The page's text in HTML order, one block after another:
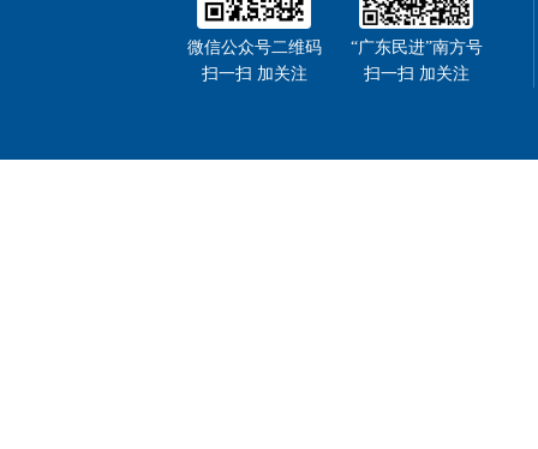
“广东民进”南方号
扫一扫 加关注
微信公众号二维码
扫一扫 加关注